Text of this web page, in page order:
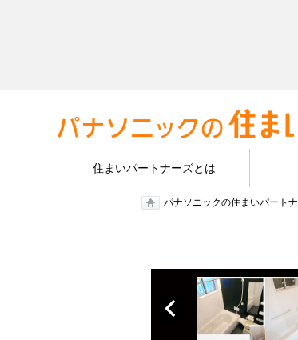
住まいパートナーズとは
パナソニックの住まいパート